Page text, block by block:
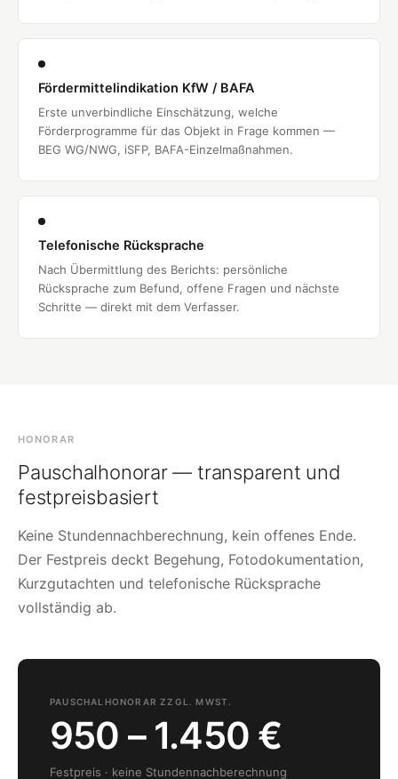
Fördermittelindikation KfW / BAFA
Erste unverbindliche Einschätzung, welche
Förderprogramme für das Objekt in Frage kommen —
BEG WG/NWG, iSFP, BAFA-Einzelmaßnahmen.
Telefonische Rücksprache
Nach Übermittlung des Berichts: persönliche
Rücksprache zum Befund, offene Fragen und nächste
Schritte — direkt mit dem Verfasser.
HONORAR
Pauschalhonorar — transparent und
festpreisbasiert
Keine Stundennachberechnung, kein offenes Ende.
Der Festpreis deckt Begehung, Fotodokumentation,
Kurzgutachten und telefonische Rücksprache
vollständig ab.
PAUSCHALHONORAR ZZGL. MWST.
950 – 1.450 €
Festpreis · keine Stundennachberechnung